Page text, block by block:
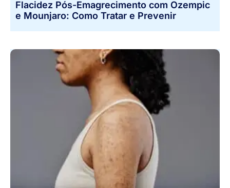
Flacidez Pós-Emagrecimento com Ozempic
e Mounjaro: Como Tratar e Prevenir